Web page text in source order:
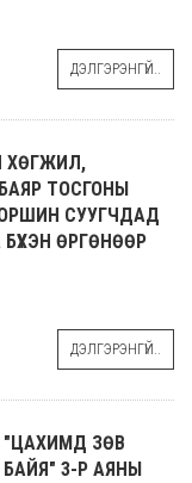
ДЭЛГЭРЭНГҮЙ..
ХӨГЖИЛ,
ТОСГОНЫ
СУУГЧДАД
ӨРГӨНӨӨР
ДЭЛГЭРЭНГҮЙ..
"ЦАХИМД ЗӨВ
БАЙЯ" 3-Р АЯНЫ